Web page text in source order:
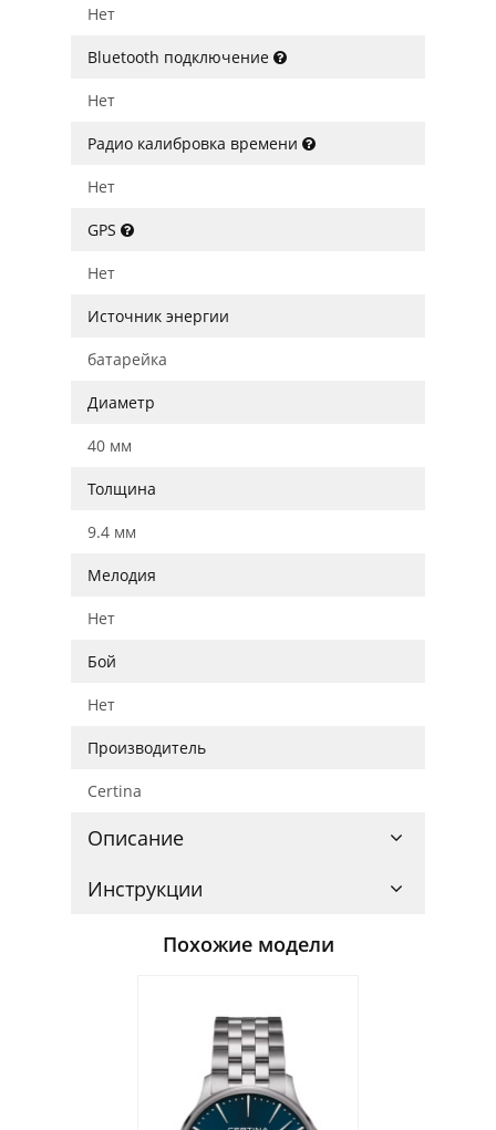
Нет
Bluetooth подключение
Нет
Радио калибровка времени
Нет
GPS
Нет
Источник энергии
батарейка
Диаметр
40 мм
Толщина
9.4 мм
Мелодия
Нет
Бой
Нет
Производитель
Certina
Описание
Инструкции
Похожие модели